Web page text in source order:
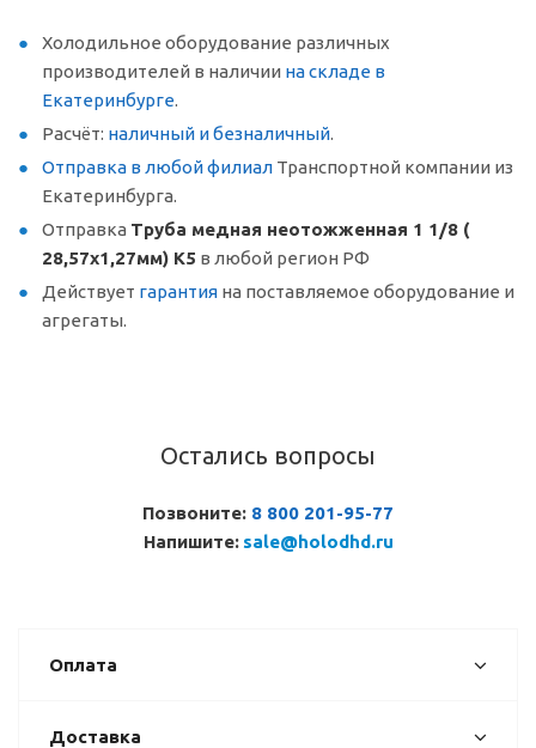
Холодильное оборудование различных
производителей в наличии на складе в
Екатеринбурге.
Расчёт: наличный и безналичный.
Отправка в любой филиал Транспортной компании из
Екатеринбурга.
Отправка Труба медная неотожженная 1 1/8 (
28,57x1,27мм) K5 в любой регион РФ
Действует гарантия на поставляемое оборудование и
агрегаты.
Остались вопросы
Позвоните: 8 800 201-95-77
Напишите: sale@holodhd.ru
Оплата
Доставка